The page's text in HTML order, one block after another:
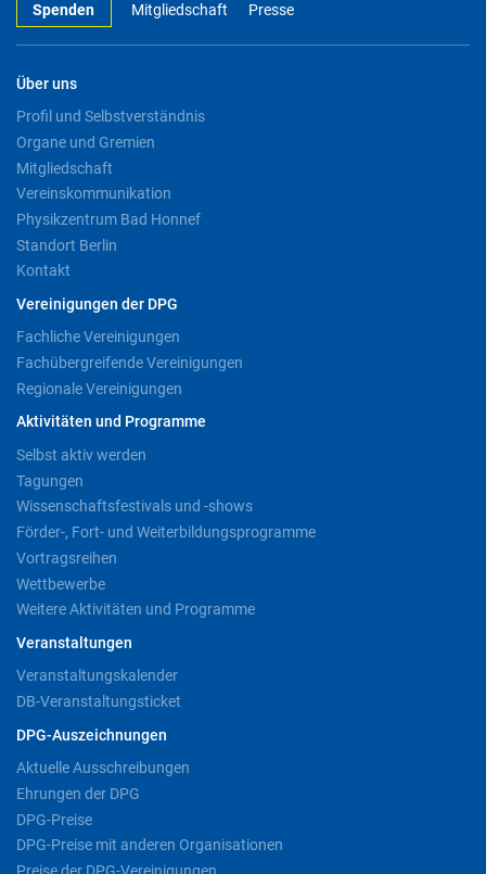
Spenden Mitgliedschaft Presse
Über uns
Profil und Selbstverständnis
Organe und Gremien
Mitgliedschaft
Vereinskommunikation
Physikzentrum Bad Honnef
Standort Berlin
Kontakt
Vereinigungen der DPG
Fachliche Vereinigungen
Fachübergreifende Vereinigungen
Regionale Vereinigungen
Aktivitäten und Programme
Selbst aktiv werden
Tagungen
Wissenschaftsfestivals und -shows
Förder-, Fort- und Weiterbildungsprogramme
Vortragsreihen
Wettbewerbe
Weitere Aktivitäten und Programme
Veranstaltungen
Veranstaltungskalender
DB-Veranstaltungsticket
DPG-Auszeichnungen
Aktuelle Ausschreibungen
Ehrungen der DPG
DPG-Preise
DPG-Preise mit anderen Organisationen